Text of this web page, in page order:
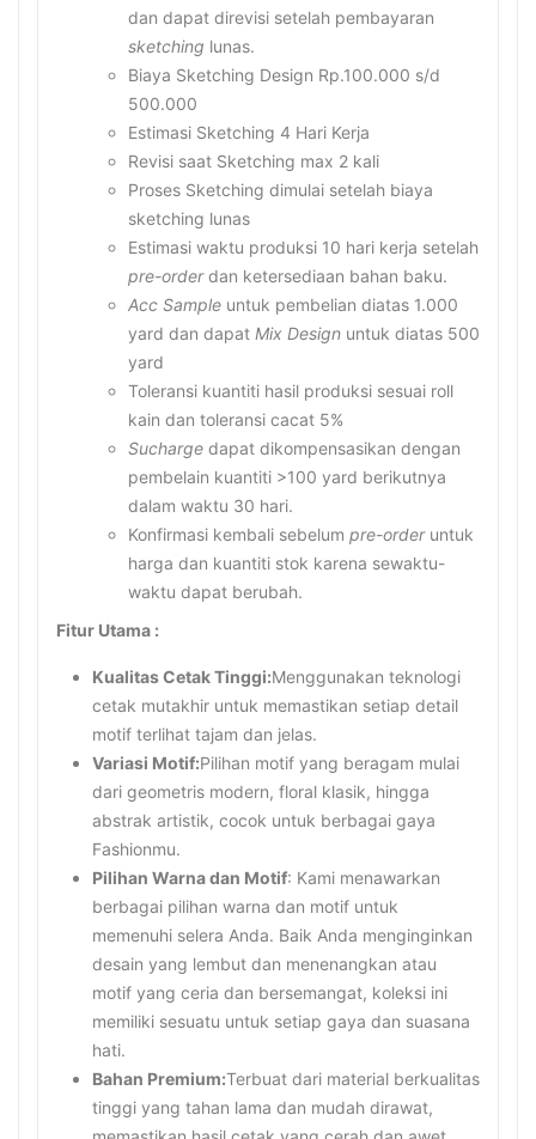
dan dapat direvisi setelah pembayaran
sketching lunas.
Biaya Sketching Design Rp.100.000 s/d
500.000
Estimasi Sketching 4 Hari Kerja
Revisi saat Sketching max 2 kali
Proses Sketching dimulai setelah biaya
sketching lunas
Estimasi waktu produksi 10 hari kerja setelah
pre-orderdan ketersediaan bahan baku.
Acc Sample untuk pembelian diatas 1.000
yard dan dapat Mix Design untuk diatas 500
yard
Toleransi kuantiti hasil produksi sesuai roll
kain dan toleransi cacat 5%
Sucharge dapat dikompensasikan dengan
pembelain kuantiti >100 yard berikutnya
dalam waktu 30 hari.
Konfirmasi kembali sebelum pre-orderuntuk
harga dan kuantiti stok karena sewaktu-
waktu dapat berubah.
Fitur Utama :
Kualitas Cetak Tinggi:Menggunakan teknologi
cetak mutakhir untuk memastikan setiap detail
motif terlihat tajam dan jelas.
Variasi Motif:Pilihan motif yang beragam mulai
dari geometris modern, floral klasik, hingga
abstrak artistik, cocok untuk berbagai gaya
Fashionmu.
Pilihan Warna dan Motif: Kami menawarkan
berbagai pilihan warna dan motif untuk
memenuhi selera Anda. Baik Anda menginginkan
desain yang lembut dan menenangkan atau
motif yang ceria dan bersemangat, koleksi ini
memiliki sesuatu untuk setiap gaya dan suasana
hati.
Bahan Premium:Terbuat dari material berkualitas
tinggi yang tahan lama dan mudah dirawat,